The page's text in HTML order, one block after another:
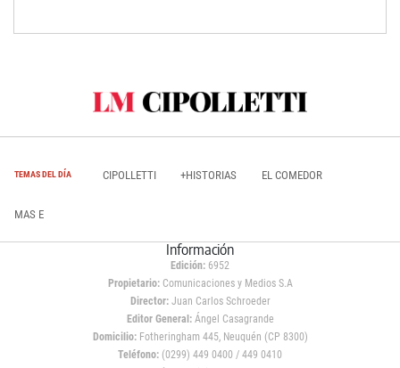
TEMAS DEL DÍA CIPOLLETTI +HISTORIAS EL COMEDOR
MAS E
Información
Edición: 6952
Propietario:Comunicaciones y Medios S.A
Director: Juan Carlos Schroeder
Editor General:Ángel Casagrande
Domicilio:Fotheringham 445, Neuquén (CP 8300)
Teléfono: (0299) 449 0400 / 449 0410